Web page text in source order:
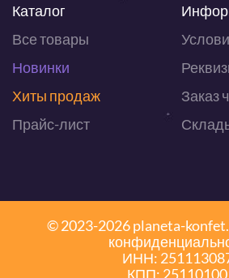
Каталог
Все товары
Новинки
Хиты продаж
Прайс-лист
Заказ
© 2023-2026 planeta-
ИНН:
КПП: